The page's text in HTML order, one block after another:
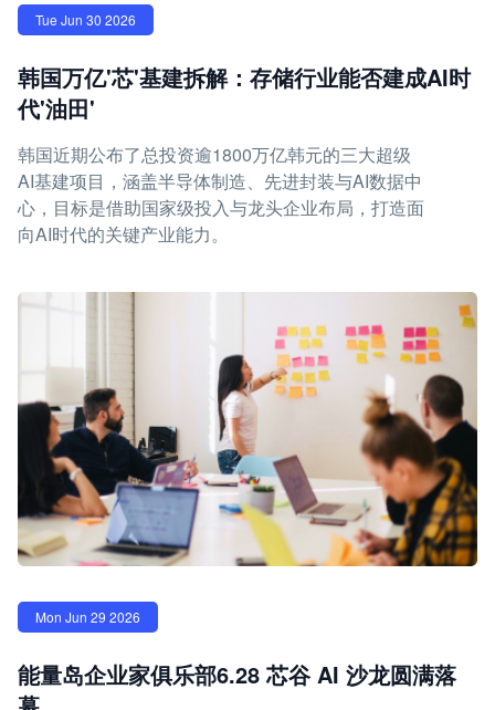
Tue Jun 30 2026
韩国万亿'芯'基建拆解：存储行业能否建成AI时
代'油田'
韩国近期公布了总投资逾1800万亿韩元的三大超级
AI基建项目，涵盖半导体制造、先进封装与AI数据中
心，目标是借助国家级投入与龙头企业布局，打造面
向AI时代的关键产业能力。
Mon Jun 29 2026
能量岛企业家俱乐部6.28 芯谷 AI 沙龙圆满落